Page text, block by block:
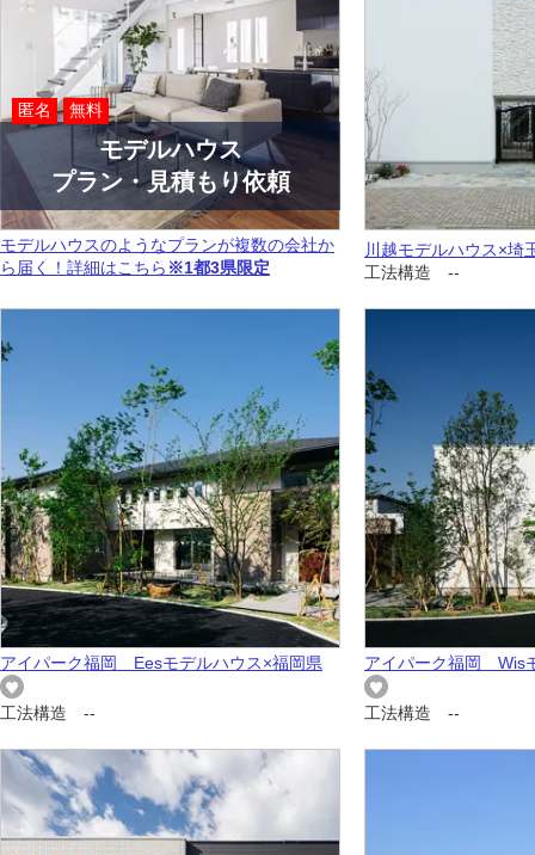
匿名 無料
モデルハウス
プラン・見積もり依頼
モデルハウスのようなプランが複数の会社か
ら届く！詳細はこちら ※1都3県限定
川越モデルハウス×埼
工法構造 --
アイパーク福岡 Eesモデルハウス×福岡県
工法構造 --
アイパーク福岡 Wis
工法構造 --